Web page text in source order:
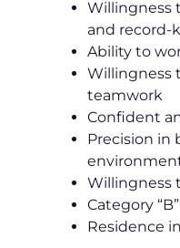
Willingness
and record-
Ability to
Willingness
teamwork
Confident
Precision in
Willingness
Category
Residence